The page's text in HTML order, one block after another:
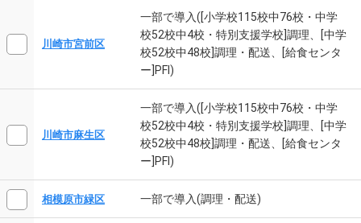
川崎市宮前区
一部で導入([小学校115校中76校・中学
校52校中4校・特別支援学校]調理、[中学
校52校中48校]調理・配送、[給食センタ
ー]PFI)
川崎市麻生区
一部で導入([小学校115校中76校・中学
校52校中4校・特別支援学校]調理、[中学
校52校中48校]調理・配送、[給食センタ
ー]PFI)
相模原市緑区 一部で導入(調理・配送)